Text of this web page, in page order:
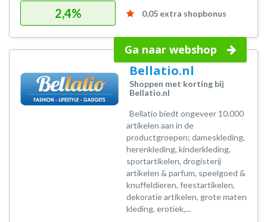
2,4% 0,05 extra shopbonus
Ga naar webshop
Bellatio.nl
Shoppen met korting bij
Bellatio.nl
Bellatio biedt ongeveer 10.000
artikelen aan in de
productgroepen; dameskleding,
herenkleding, kinderkleding,
sportartikelen, drogisterij
artikelen & parfum, speelgoed &
knuffeldieren, feestartikelen,
dekoratie artikelen, grote maten
kleding, erotiek,...